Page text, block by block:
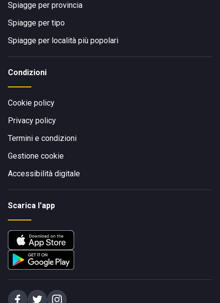
Spiagge per provincia
Spiagge per tipo
Spiagge per località più popolari
Condizioni
Cookie policy
Privacy policy
Termini e condizioni
Gestione cookie
Accessibilità digitale
Scarica l'app